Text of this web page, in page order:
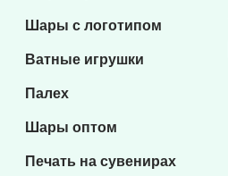
Шары с логотипом
Ватные игрушки
Палех
Шары оптом
Печать на сувенирах